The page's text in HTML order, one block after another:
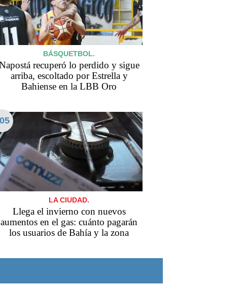
BÁSQUETBOL.
recuperó lo perdido y sigue
arriba, escoltado por Estrella y
Bahiense en la LBB Oro
LA CIUDAD.
Llega el invierno con nuevos
aumentos en el gas: cuánto pagarán
los usuarios de Bahía y la zona